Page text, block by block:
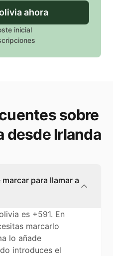
ahora
inicial
sobre
desde Irlanda
para llamar a
es +591. En
marcarlo
lo añade
introduces el